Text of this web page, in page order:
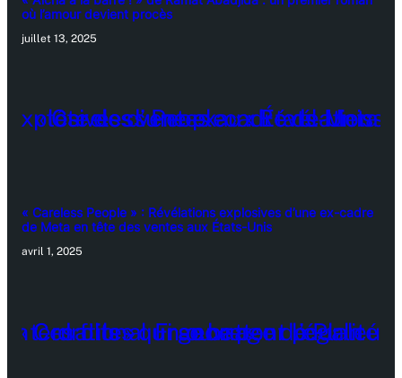
où l’amour devient procès
juillet 13, 2025
« Careless People » : Révélations explosives d’une ex-cadre
de Meta en tête des ventes aux États-Unis
avril 1, 2025